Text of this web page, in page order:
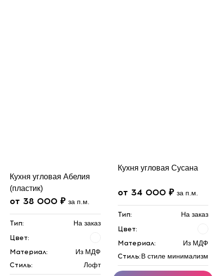
Кухня угловая Абелия
(пластик)
от 38 000 ₽ за п.м.
Тип: На заказ
Цвет:
Материал:
Из МДФ
Стиль: Лофт
Кухня угловая Сусана
от 34 000 ₽ за п.м.
Тип: На заказ
Цвет:
Материал:
Из МДФ
Стиль:В стиле минимализм